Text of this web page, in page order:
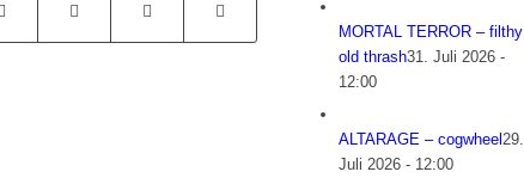
MORTAL TERROR – filthy
old thrash31. Juli 2026 -
12:00
ALTARAGE – cogwheel29.
Juli 2026 - 12:00